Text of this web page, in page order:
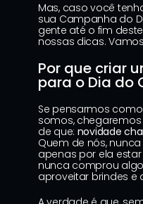
Mas, caso você
sua Campanha do
gente até o fim
nossas dicas.
Por que criar
para o Dia do
Se pensarmos
somos,
de que: novidade
Quem de nós,
apenas por ela
nunca comprou
aproveitar brindes e